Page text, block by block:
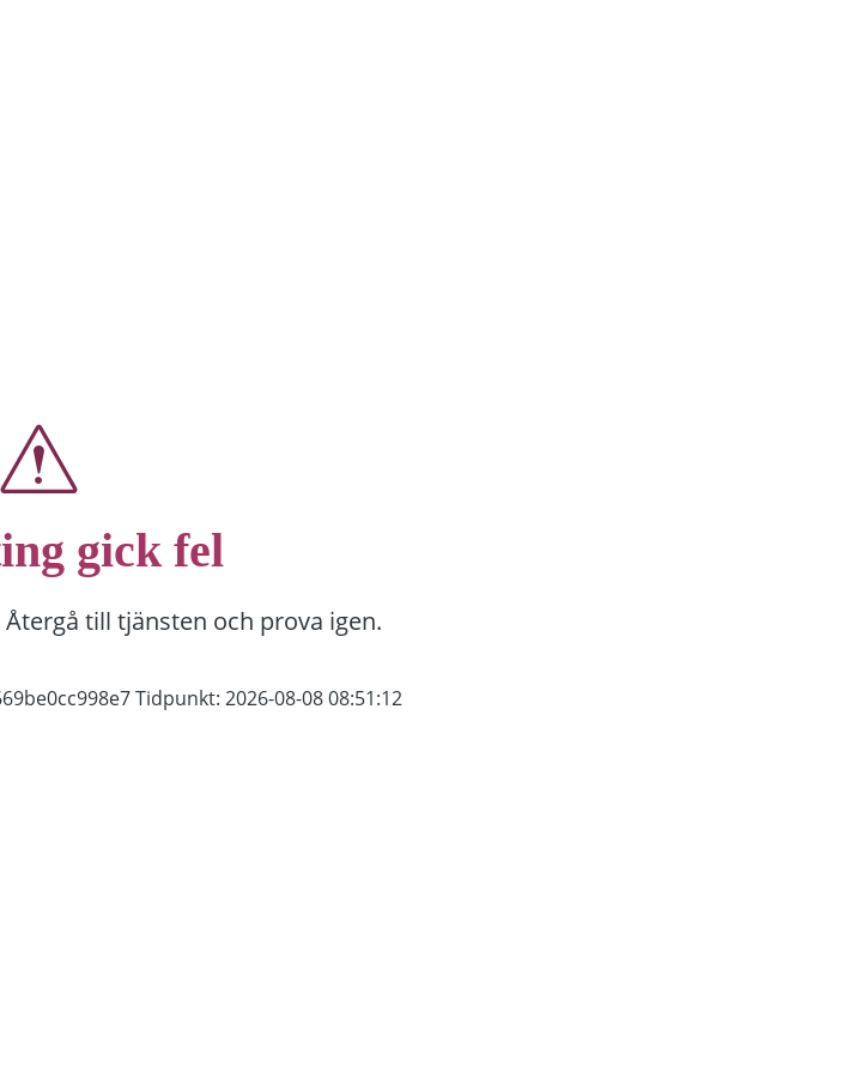
gick fel
till tjänsten och prova igen.
Tidpunkt: 2026-08-08 08:51:12